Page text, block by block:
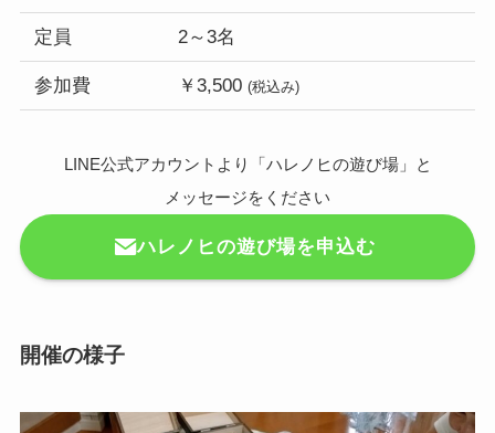
定員 2～3名
参加費 ￥3,500 (税込み)
LINE公式アカウントより「ハレノヒの遊び場」と
メッセージをください
ハレノヒの遊び場を申込む
開催の様子